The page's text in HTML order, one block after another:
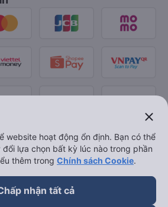
close
website hoạt động ổn định. Bạn có thể
lựa chọn bất kỳ lúc nào trong phần
thêm trong Chính sách Cookie.
nhận tất cả